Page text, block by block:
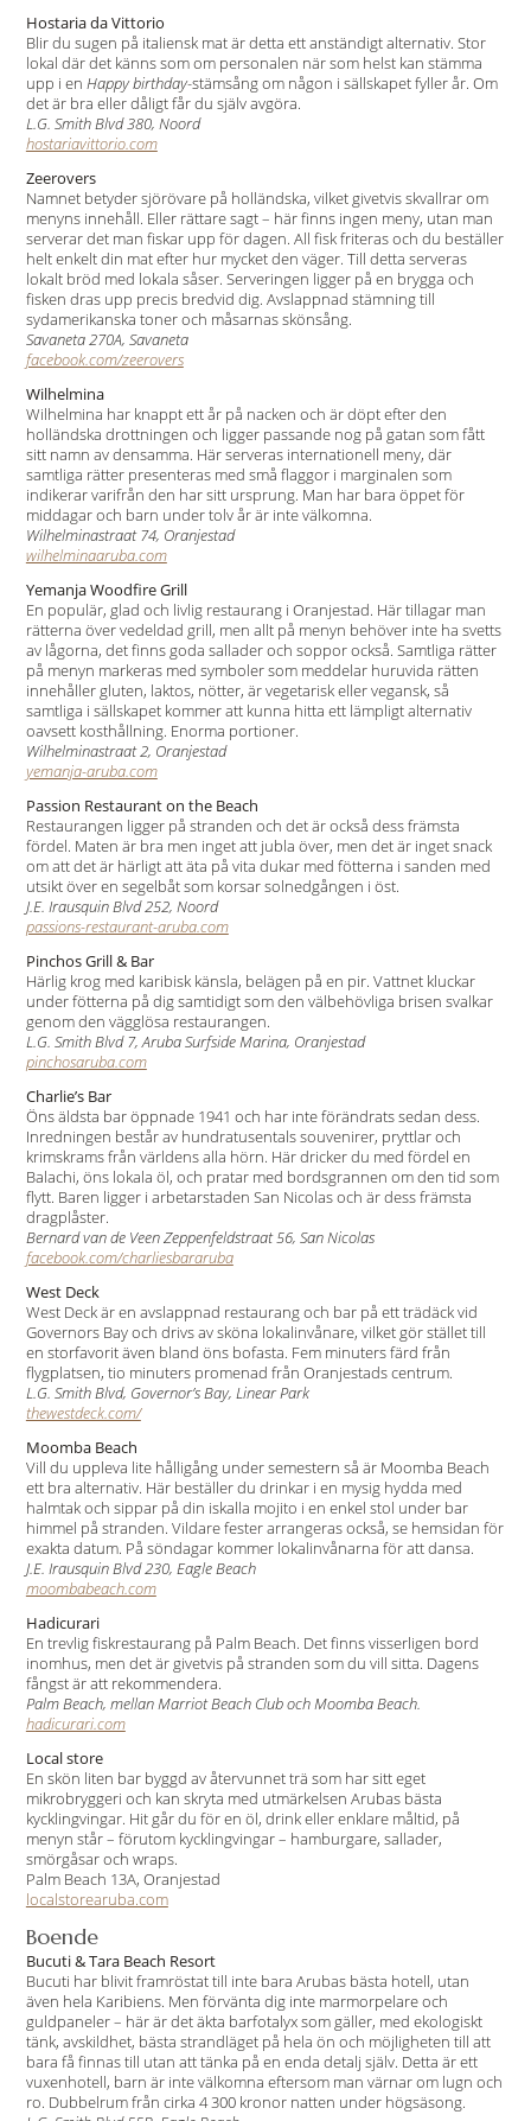
Hostaria da Vittorio
Blir du sugen på italiensk mat är detta ett anständigt alternativ. Stor
lokal där det känns som om personalen när som helst kan stämma
upp i en Happy birthday-stämsång om någon i sällskapet fyller år. Om
det är bra eller dåligt får du själv avgöra.
L.G. Smith Blvd 380, Noord
hostariavittorio.com
Zeerovers
Namnet betyder sjörövare på holländska, vilket givetvis skvallrar om
menyns innehåll. Eller rättare sagt – här finns ingen meny, utan man
serverar det man fiskar upp för dagen. All fisk friteras och du beställer
helt enkelt din mat efter hur mycket den väger. Till detta serveras
lokalt bröd med lokala såser. Serveringen ligger på en brygga och
fisken dras upp precis bredvid dig. Avslappnad stämning till
sydamerikanska toner och måsarnas skönsång.
Savaneta 270A, Savaneta
facebook.com/zeerovers
Wilhelmina
Wilhelmina har knappt ett år på nacken och är döpt efter den
holländska drottningen och ligger passande nog på gatan som fått
sitt namn av densamma. Här serveras internationell meny, där
samtliga rätter presenteras med små flaggor i marginalen som
indikerar varifrån den har sitt ursprung. Man har bara öppet för
middagar och barn under tolv år är inte välkomna.
Wilhelminastraat 74, Oranjestad
wilhelminaaruba.com
Yemanja Woodfire Grill
En populär, glad och livlig restaurang i Oranjestad. Här tillagar man
rätterna över vedeldad grill, men allt på menyn behöver inte ha svetts
av lågorna, det finns goda sallader och soppor också. Samtliga rätter
på menyn markeras med symboler som meddelar huruvida rätten
innehåller gluten, laktos, nötter, är vegetarisk eller vegansk, så
samtliga i sällskapet kommer att kunna hitta ett lämpligt alternativ
oavsett kosthållning. Enorma portioner.
Wilhelminastraat 2, Oranjestad
yemanja-aruba.com
Passion Restaurant on the Beach
Restaurangen ligger på stranden och det är också dess främsta
fördel. Maten är bra men inget att jubla över, men det är inget snack
om att det är härligt att äta på vita dukar med fötterna i sanden med
utsikt över en segelbåt som korsar solnedgången i öst.
J.E. Irausquin Blvd 252, Noord
passions-restaurant-aruba.com
Pinchos Grill & Bar
Härlig krog med karibisk känsla, belägen på en pir. Vattnet kluckar
under fötterna på dig samtidigt som den välbehövliga brisen svalkar
genom den vägglösa restaurangen.
L.G. Smith Blvd 7, Aruba Surfside Marina, Oranjestad
pinchosaruba.com
Charlie’s Bar
Öns äldsta bar öppnade 1941 och har inte förändrats sedan dess.
Inredningen består av hundratusentals souvenirer, pryttlar och
krimskrams från världens alla hörn. Här dricker du med fördel en
Balachi, öns lokala öl, och pratar med bordsgrannen om den tid som
flytt. Baren ligger i arbetarstaden San Nicolas och är dess främsta
dragplåster.
Bernard van de Veen Zeppenfeldstraat 56, San Nicolas
facebook.com/charliesbararuba
West Deck
West Deck är en avslappnad restaurang och bar på ett trädäck vid
Governors Bay och drivs av sköna lokalinvånare, vilket gör stället till
en storfavorit även bland öns bofasta. Fem minuters färd från
flygplatsen, tio minuters promenad från Oranjestads centrum.
L.G. Smith Blvd, Governor’s Bay, Linear Park
thewestdeck.com/
Moomba Beach
Vill du uppleva lite hålligång under semestern så är Moomba Beach
ett bra alternativ. Här beställer du drinkar i en mysig hydda med
halmtak och sippar på din iskalla mojito i en enkel stol under bar
himmel på stranden. Vildare fester arrangeras också, se hemsidan för
exakta datum. På söndagar kommer lokalinvånarna för att dansa.
J.E. Irausquin Blvd 230, Eagle Beach
moombabeach.com
Hadicurari
En trevlig fiskrestaurang på Palm Beach. Det finns visserligen bord
inomhus, men det är givetvis på stranden som du vill sitta. Dagens
fångst är att rekommendera.
Palm Beach, mellan Marriot Beach Club och Moomba Beach.
hadicurari.com
Local store
En skön liten bar byggd av återvunnet trä som har sitt eget
mikrobryggeri och kan skryta med utmärkelsen Arubas bästa
kycklingvingar. Hit går du för en öl, drink eller enklare måltid, på
menyn står – förutom kycklingvingar – hamburgare, sallader,
smörgåsar och wraps.
Palm Beach 13A, Oranjestad
localstorearuba.com
Boende
Bucuti & Tara Beach Resort
Bucuti har blivit framröstat till inte bara Arubas bästa hotell, utan
även hela Karibiens. Men förvänta dig inte marmorpelare och
guldpaneler – här är det äkta barfotalyx som gäller, med ekologiskt
tänk, avskildhet, bästa strandläget på hela ön och möjligheten till att
bara få finnas till utan att tänka på en enda detalj själv. Detta är ett
vuxenhotell, barn är inte välkomna eftersom man värnar om lugn och
ro. Dubbelrum från cirka 4 300 kronor natten under högsäsong.